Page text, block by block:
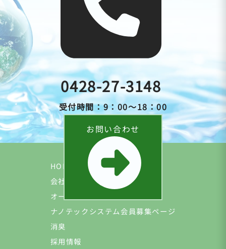
0428-27-3148
受付時間：9：00～18：00
お問い合わせ
HOME
会社について
オーナー様向け
ナノテックシステム会員募集ページ
消臭
採用情報